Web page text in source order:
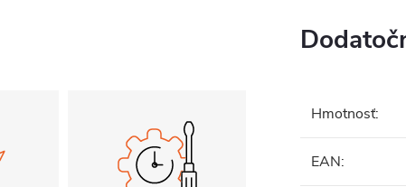
Hmotnosť:
EAN: